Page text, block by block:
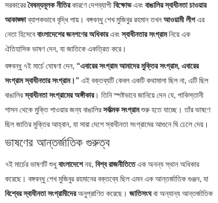
সরকারেরবৈষম্যমূলক নীতিরকারণে দেশব্যাপী বিক্ষোভএবং বাঙালির স্বাধীনতা চাওয়ার
আকাঙ্ক্ষাব্যাপকভাবে বৃদ্ধি পায়। বঙ্গবন্ধু শেখ মুজিবুর রহমান তখন আওয়ামী লীগএর
নেতা হিসেবেবাংলাদেশের জনগণের অধিকারএবংস্বাধীনতার সংগ্রামনিয়ে এক
ঐতিহাসিক ভাষণ দেন, যা জাতিকে একত্রিত করে।
বঙ্গবন্ধু ৭ই মার্চে ঘোষণা দেন, “এবারের সংগ্রাম আমাদের মুক্তির সংগ্রাম, এবারের
সংগ্রাম স্বাধীনতার সংগ্রাম।” এই বক্তব্যটি কেবল একটি কথামালা ছিল না, এটি ছিল
বাঙালিরস্বাধীনতা সংগ্রামের অঙ্গীকার। তিনি স্পষ্টভাবে জানিয়ে দেন যে, পাকিস্তানী
শাসন থেকে মুক্তি পাওয়ার জন্য বাঙালিরসর্বাত্মক সংগ্রামশুরু হতে যাচ্ছে। তাঁর ভাষণে
ছিল জাতির মুক্তির আহ্বান, যা সারা দেশে স্বাধীনতা সংগ্রামের আগুনে ঘি ঢেলে দেয়।
ভাষণের আন্তর্জাতিক গুরুত্ব
৭ই মার্চের ভাষণটি শুধুবাংলাদেশেনয়, বিশ্ব রাজনীতিতেএক অনন্য স্থান অধিকার
করেছে। বঙ্গবন্ধু শেখ মুজিবুর রহমানের বক্তব্যে ছিল এমন এক আন্তর্জাতিক গুঞ্জন, যা
বিশ্বের স্বাধীনতা সংগ্রামীদেরঅনুপ্রাণিত করেছে। জাতিসংঘবা অন্যান্য আন্তর্জাতিক